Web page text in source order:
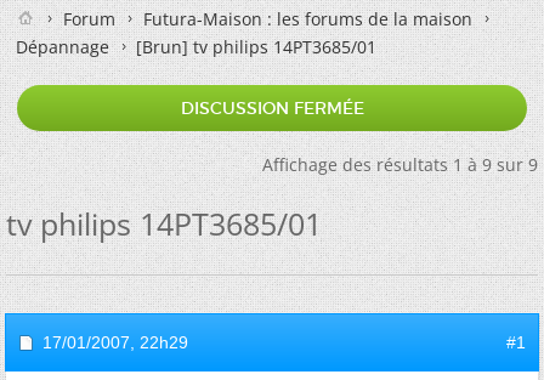
Forum
Futura-Maison : les forums de la maison
Dépannage
[Brun]tv philips 14PT3685/01
DISCUSSION FERMÉE
Affichage des résultats 1 à 9 sur 9
tv philips 14PT3685/01
17/01/2007, 22h29 #1